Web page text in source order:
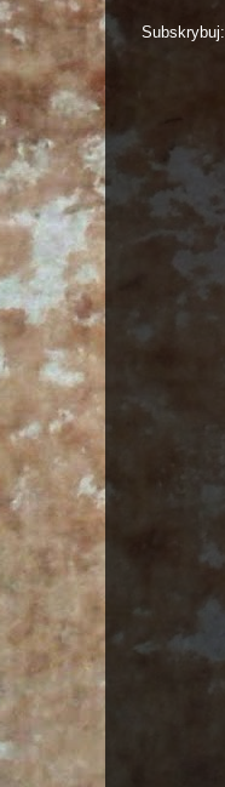
Subskrybuj: